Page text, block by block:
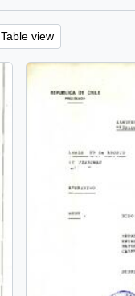
Table view